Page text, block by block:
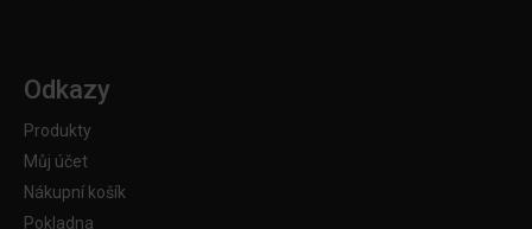
Odkazy
Produkty
Můj účet
Nákupní košík
Pokladna